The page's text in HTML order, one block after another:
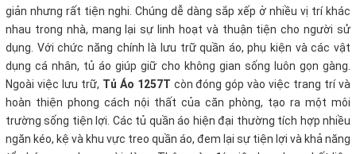
giản nhưng rất tiện nghi. Chúng dễ dàng sắp xếp ở nhiều vị trí khác
nhau trong nhà, mang lại sự linh hoạt và thuận tiện cho người sử
dụng. Với chức năng chính là lưu trữ quần áo, phụ kiện và các vật
dụng cá nhân, tủ áo giúp giữ cho không gian sống luôn gọn gàng.
Ngoài việc lưu trữ, Tủ Áo 1257T còn đóng góp vào việc trang trí và
hoàn thiện phong cách nội thất của căn phòng, tạo ra một môi
trường sống tiện lợi. Các tủ quần áo hiện đại thường tích hợp nhiều
ngăn kéo, kệ và khu vực treo quần áo, đem lại sự tiện lợi và khả năng